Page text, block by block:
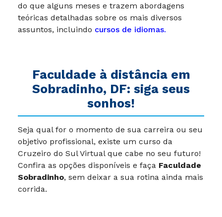
do que alguns meses e trazem abordagens
teóricas detalhadas sobre os mais diversos
assuntos, incluindo cursos de idiomas.
Faculdade à distância em
Sobradinho, DF: siga seus
sonhos!
Seja qual for o momento de sua carreira ou seu
objetivo profissional, existe um curso da
Cruzeiro do Sul Virtual que cabe no seu futuro!
Confira as opções disponíveis e faça Faculdade
Sobradinho, sem deixar a sua rotina ainda mais
corrida.